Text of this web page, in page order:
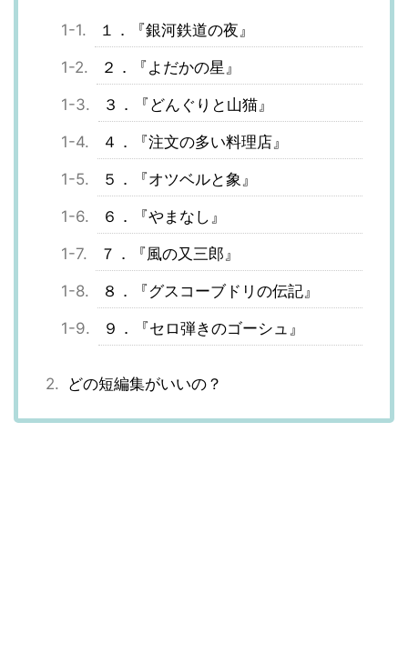
１．『銀河鉄道の夜』
２．『よだかの星』
３．『どんぐりと山猫』
４．『注文の多い料理店』
５．『オツベルと象』
６．『やまなし』
７．『風の又三郎』
８．『グスコーブドリの伝記』
９．『セロ弾きのゴーシュ』
どの短編集がいいの？